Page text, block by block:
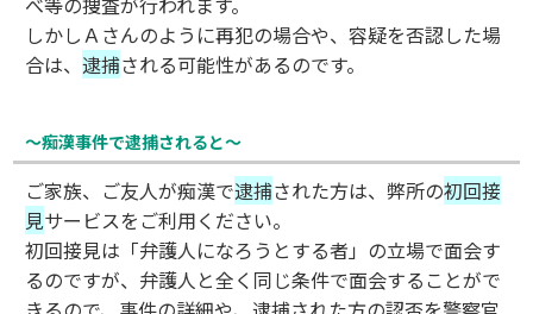
しかしＡさんのように再犯の場合や、容疑を否認した場
合は、逮捕される可能性があるのです。
～痴漢事件で逮捕されると～
ご家族、ご友人が痴漢で逮捕された方は、弊所の初回接
見サービスをご利用ください。
初回接見は「弁護人になろうとする者」の立場で面会す
るのですが、弁護人と全く同じ条件で面会することがで